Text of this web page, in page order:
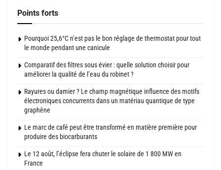
Points forts
Pourquoi 25,6°C n’est pas le bon réglage de thermostat pour tout
le monde pendant une canicule
Comparatif des filtres sous évier : quelle solution choisir pour
améliorer la qualité de l’eau du robinet ?
Rayures ou damier ? Le champ magnétique influence des motifs
électroniques concurrents dans un matériau quantique de type
graphène
Le marc de café peut être transformé en matière première pour
produire des biocarburants
Le 12 août, l’éclipse fera chuter le solaire de 1 800 MW en
France